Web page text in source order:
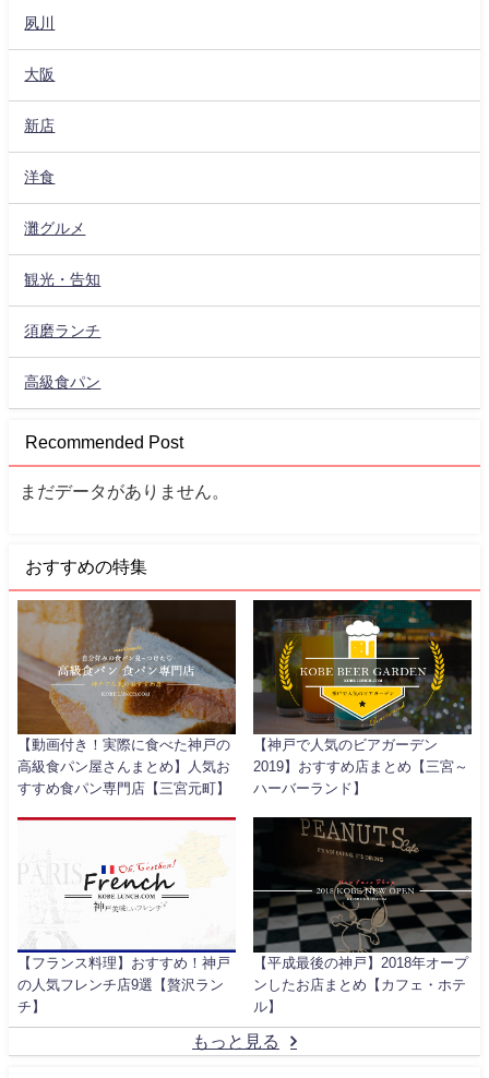
夙川
大阪
新店
洋食
灘グルメ
観光・告知
須磨ランチ
高級食パン
Recommended Post
まだデータがありません。
おすすめの特集
【動画付き！実際に食べた神戸の
高級食パン屋さんまとめ】人気お
すすめ食パン専門店【三宮元町】
【神戸で人気のビアガーデン
2019】おすすめ店まとめ【三宮～
ハーバーランド】
【フランス料理】おすすめ！神戸
の人気フレンチ店9選【贅沢ラン
チ】
【平成最後の神戸】2018年オープ
ンしたお店まとめ【カフェ・ホテ
ル】
もっと見る